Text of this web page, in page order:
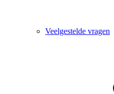
Veelgestelde vragen